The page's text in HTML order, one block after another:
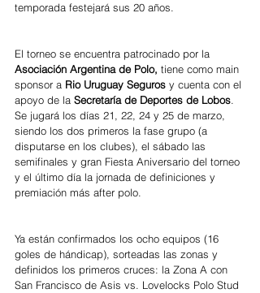
temporada festejará sus 20 años.
El torneo se encuentra patrocinado por la
Asociación Argentina de Polo, tiene como main
sponsor a Rio Uruguay Seguros y cuenta con el
apoyo de la Secretaría de Deportes de Lobos.
Se jugará los días 21, 22, 24 y 25 de marzo,
siendo los dos primeros la fase grupo (a
disputarse en los clubes), el sábado las
semifinales y gran Fiesta Aniversario del torneo
y el último día la jornada de definiciones y
premiación más after polo.
Ya están confirmados los ocho equipos (16
goles de hándicap), sorteadas las zonas y
definidos los primeros cruces: la Zona A con
San Francisco de Asis vs. Lovelocks Polo Stud